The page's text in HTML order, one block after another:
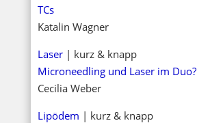
TCs
Katalin Wagner
Laser| kurz & knapp
Microneedling und Laser im Duo?
Cecilia Weber
Lipödem | kurz & knapp